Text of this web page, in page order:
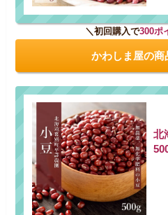
＼初回購入で300ポ
かわしま屋の商
北